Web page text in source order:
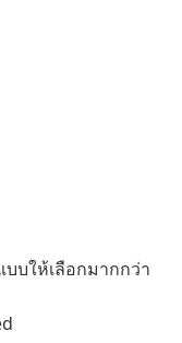
บให้เลือกมากกว่า